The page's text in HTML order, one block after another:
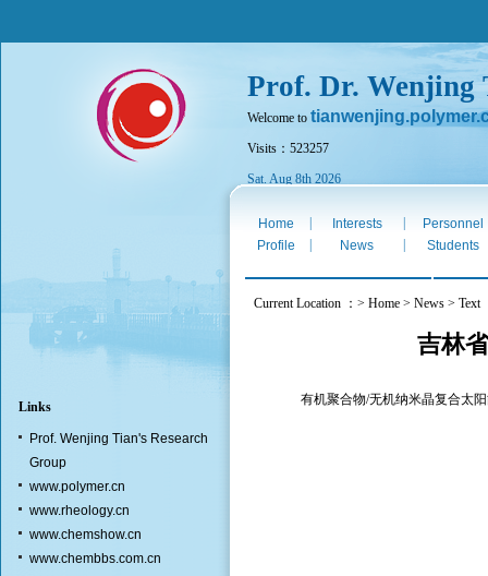
Prof. Dr. Wenjing
Welcome to
Visits：523257
Sat. Aug 8th 2026
Links
Prof. Wenjing Tian's Research
Group
www.polymer.cn
www.rheology.cn
www.chemshow.cn
www.chembbs.com.cn
Home Interests
Personnel
Profile
News Students
Current Location ：> Home > News > Text
吉林
有机聚合物/无机纳米晶复合太